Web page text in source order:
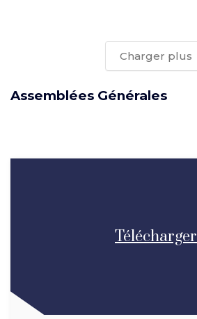
Charger plus
Assemblées Générales
Télécharger